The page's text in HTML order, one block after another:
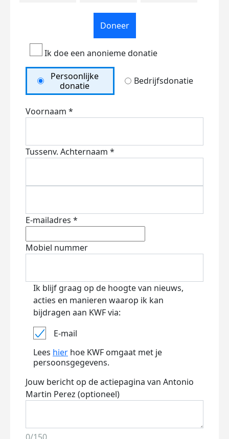
Doneer
Ik doe een anonieme donatie
Persoonlijke
donatie
Bedrijfsdonatie
Voornaam *
Tussenv. Achternaam *
E-mailadres *
Mobiel nummer
Ik blijf graag op de hoogte van nieuws,
acties en manieren waarop ik kan
bijdragen aan KWF via:
E-mail
Lees hier hoe KWF omgaat met je
persoonsgegevens.
Jouw bericht op de actiepagina van Antonio
Martin Perez (optioneel)